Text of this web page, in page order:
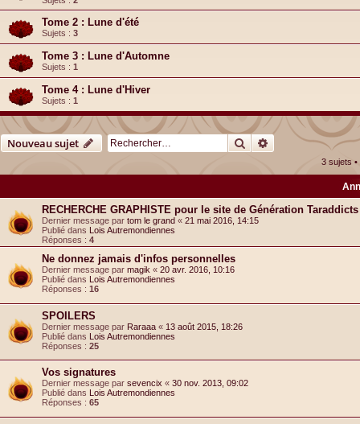
Tome 2 : Lune d'été
Sujets : 3
Tome 3 : Lune d'Automne
Sujets : 1
Tome 4 : Lune d'Hiver
Sujets : 1
Nouveau sujet Rechercher
Recherche
3 sujets
RECHERCHE GRAPHISTE pour le site de Génération Taraddicts
Dernier message par tom le grand « 21 mai 2016, 14:15
Publié dans Lois Autremondiennes
Réponses : 4
Ne donnez jamais d'infos personnelles
Dernier message par magik « 20 avr. 2016, 10:16
Publié dans Lois Autremondiennes
Réponses : 16
SPOILERS
Dernier message par Raraaa « 13 août 2015, 18:26
Publié dans Lois Autremondiennes
Réponses : 25
Vos signatures
Dernier message par sevencix « 30 nov. 2013, 09:02
Publié dans
Lois Autremondiennes
Réponses : 65